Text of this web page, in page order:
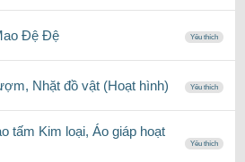
Đệ Đệ Yêu thích
Nhặt đồ vật (Hoạt hình) Yêu thích
tấm Kim loại, Áo giáp hoạt
Yêu thích